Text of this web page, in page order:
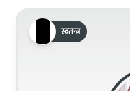
स्वतन्त्र